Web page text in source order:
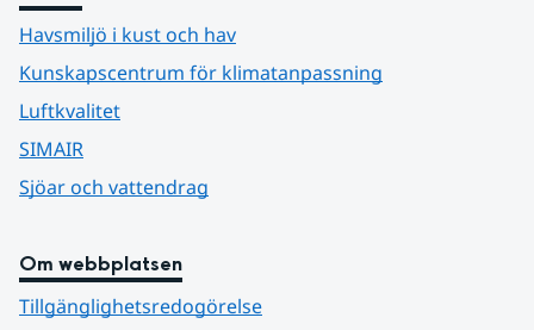
Havsmiljö i kust och hav
Kunskapscentrum för klimatanpassning
Luftkvalitet
SIMAIR
Sjöar och vattendrag
Om webbplatsen
Tillgänglighetsredogörelse